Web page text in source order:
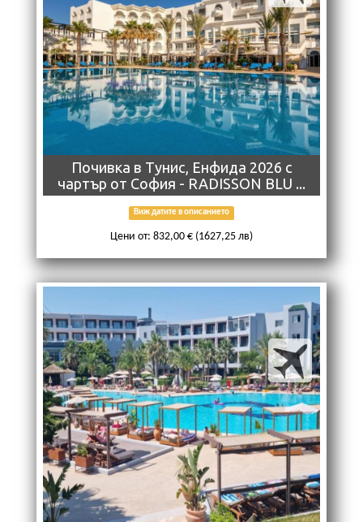
Почивкa в Тунис, Енфида 2026 с
чартър от София - RADISSON BLU ...
Виж датите в описанието
Цени от: 832,00 € (1627,25 лв)